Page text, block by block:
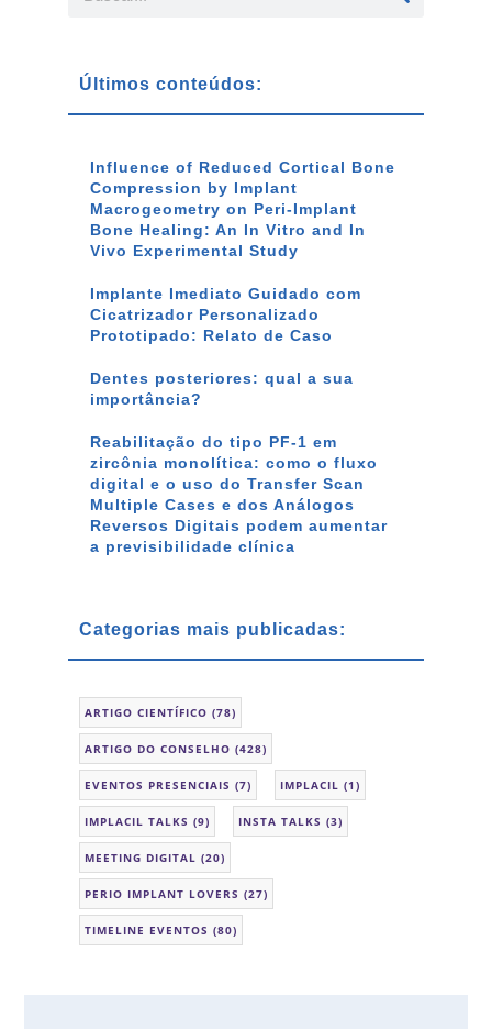
Últimos conteúdos:
Influence of Reduced Cortical Bone
Compression by Implant
Macrogeometry on Peri-Implant
Bone Healing: An In Vitro and In
Vivo Experimental Study
Implante Imediato Guidado com
Cicatrizador Personalizado
Prototipado: Relato de Caso
Dentes posteriores: qual a sua
importância?
Reabilitação do tipo PF-1 em
zircônia monolítica: como o fluxo
digital e o uso do Transfer Scan
Multiple Cases e dos Análogos
Reversos Digitais podem aumentar
a previsibilidade clínica
Categorias mais publicadas:
ARTIGO CIENTÍFICO (78)
ARTIGO DO CONSELHO (428)
EVENTOS PRESENCIAIS (7) IMPLACIL (1)
IMPLACIL TALKS (9) INSTA TALKS (3)
MEETING DIGITAL (20)
PERIO IMPLANT LOVERS (27)
TIMELINE EVENTOS (80)